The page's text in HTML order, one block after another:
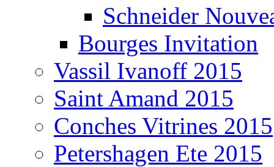
Schneider
Bourges Invitation
Vassil Ivanoff 2015
Saint Amand 2015
Conches Vitrines 2015
Petershagen Ete 2015